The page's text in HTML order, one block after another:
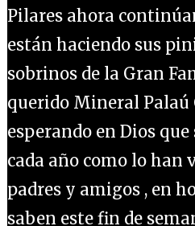
Pilares ahora
están haciendo sus
sobrinos de la Gran
querido Mineral Palaú
esperando en Dios
cada año como lo han
padres y amigos , en
saben este fin de